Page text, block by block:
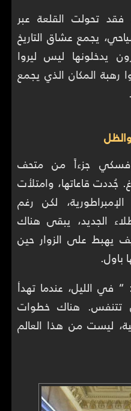
فقد تحولت القلعة عبر
يجمع عشاق التاريخ
يدخلونها ليس ليروا
رهبة المكان الذي يجمع
جزءاً من متحف
جُددت قاعاتها، وامتلأت
لكن رغم
الجديد، يبقى هناك
على الزوار حين
باول.
في الليل، عندما تهدأ
تتنفس. هناك خطوات
ليست من هذا العالم